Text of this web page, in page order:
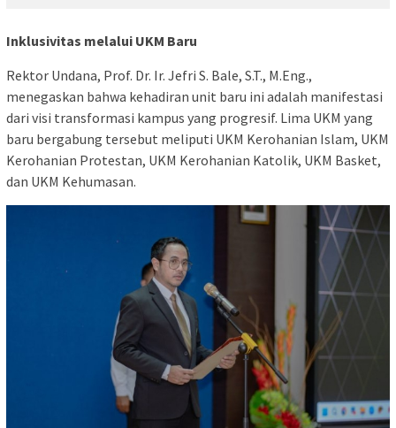
Inklusivitas melalui UKM Baru
Rektor Undana, Prof. Dr. Ir. Jefri S. Bale, S.T., M.Eng.,
menegaskan bahwa kehadiran unit baru ini adalah manifestasi
dari visi transformasi kampus yang progresif. Lima UKM yang
baru bergabung tersebut meliputi UKM Kerohanian Islam, UKM
Kerohanian Protestan, UKM Kerohanian Katolik, UKM Basket,
dan UKM Kehumasan.